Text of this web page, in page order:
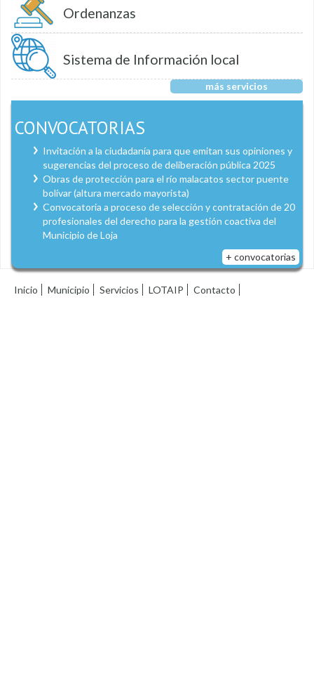
Ordenanzas
Sistema de Información local
más servicios
CONVOCATORIAS
Invitación a la ciudadanía para que emitan sus opiniones y
sugerencias del proceso de deliberación pública 2025
Obras de protección para el río malacatos sector puente
bolívar (altura mercado mayorista)
Convocatoria a proceso de selección y contratación de 20
profesionales del derecho para la gestión coactiva del
Municipio de Loja
+ convocatorias
Inicio Municipio Servicios LOTAIP Contacto